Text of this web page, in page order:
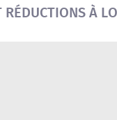
RÉDUCTIONS À